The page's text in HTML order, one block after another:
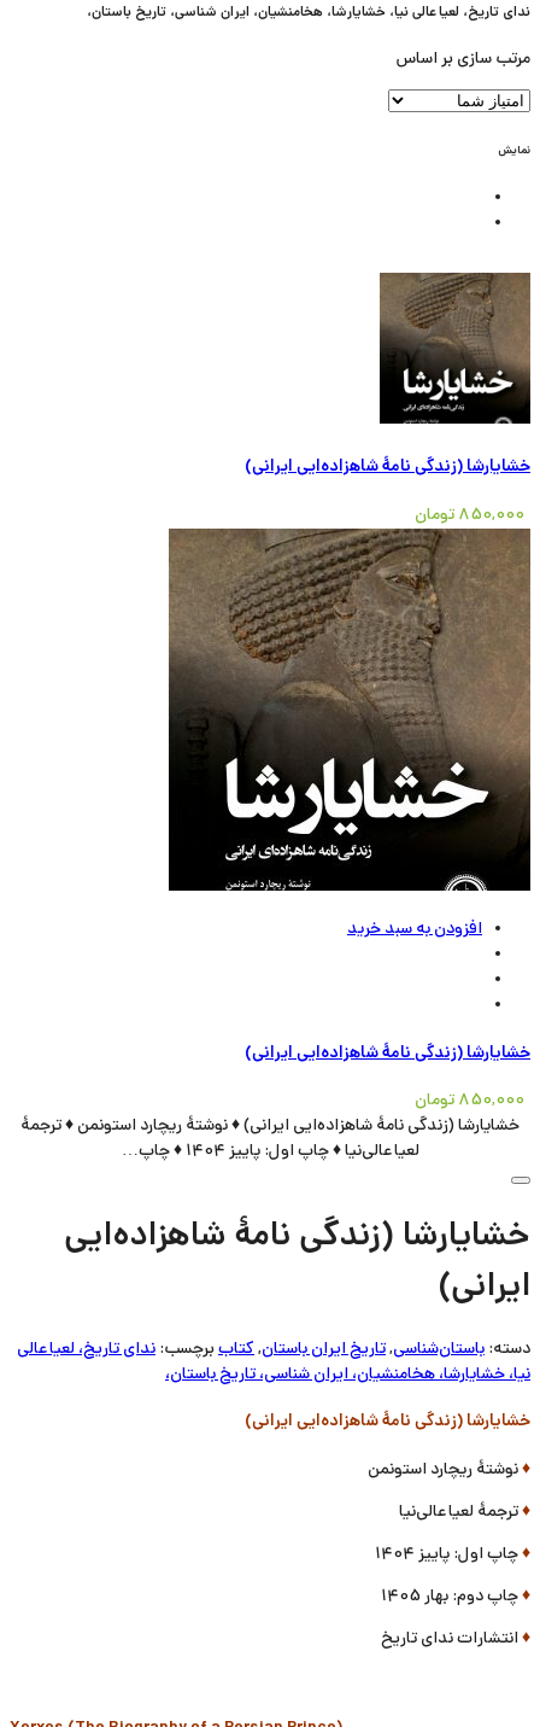
ندای تاریخ، لعیا عالی نیا، خشایارشا، هخامنشیان، ایران شناسی، تاریخ باستان،
مرتب سازی بر اساس
نمایش
خشایارشا (زندگی نامۀ شاهزاده‌ایی ایرانی)
850,000تومان
افزودن به سبد خرید
خشایارشا (زندگی نامۀ شاهزاده‌ایی ایرانی)
850,000تومان
خشایارشا (زندگی نامۀ شاهزاده‌ایی ایرانی) ♦ نوشتۀ ریچارد استونمن ♦ ترجمۀ
لعیا عالی‌نیا ♦ چاپ اول: پاییز 1404 ♦ چاپ…
خشایارشا (زندگی نامۀ شاهزاده‌ایی
ایرانی)
دسته:باستان‌شناسی,تاریخ ایران باستان,کتاببرچسب:ندای تاریخ، لعیا عالی
نیا، خشایارشا، هخامنشیان، ایران شناسی، تاریخ باستان،
خشایارشا (زندگی نامۀ شاهزاده‌ایی ایرانی)
♦نوشتۀ ریچارد استونمن
♦ترجمۀ لعیا عالی‌نیا
♦چاپ اول: پاییز 1404
♦چاپ دوم: بهار 1405
♦انتشارات ندای تاریخ